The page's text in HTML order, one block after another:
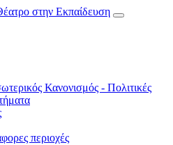
Κανονισμός - Πολιτικές
περιοχές